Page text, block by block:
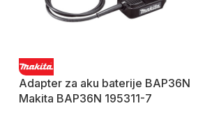
Adapter za aku baterije BAP36N
Makita BAP36N 195311-7